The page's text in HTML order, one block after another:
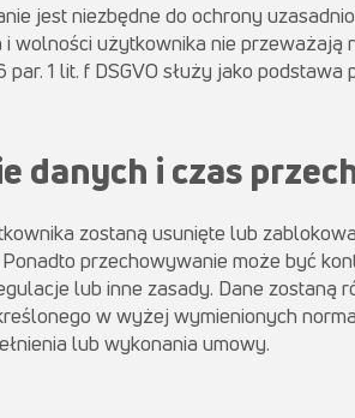
jest niezbędne do ochrony
wolności użytkownika nie przeważają
1 lit. f DSGVO służy jako
danych i czas
zostaną usunięte lub
przechowywanie może być
lub inne zasady. Dane zostaną
w wyżej wymienionych
lub wykonania umowy.